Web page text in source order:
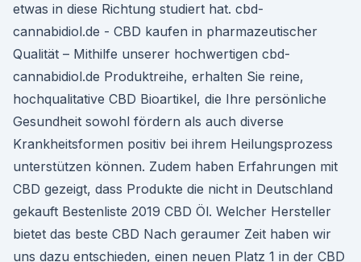
etwas in diese Richtung studiert hat. cbd-
cannabidiol.de - CBD kaufen in pharmazeutischer
Qualität – Mithilfe unserer hochwertigen cbd-
cannabidiol.de Produktreihe, erhalten Sie reine,
hochqualitative CBD Bioartikel, die Ihre persönliche
Gesundheit sowohl fördern als auch diverse
Krankheitsformen positiv bei ihrem Heilungsprozess
unterstützen können. Zudem haben Erfahrungen mit
CBD gezeigt, dass Produkte die nicht in Deutschland
gekauft Bestenliste 2019 CBD Öl. Welcher Hersteller
bietet das beste CBD Nach geraumer Zeit haben wir
uns dazu entschieden, einen neuen Platz 1 in der CBD